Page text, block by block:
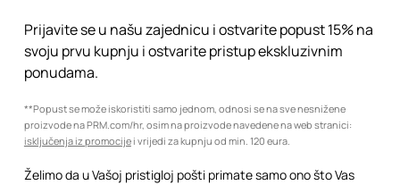
Prijavite se u našu zajednicu i ostvarite popust 15% na
svoju prvu kupnju i ostvarite pristup ekskluzivnim
ponudama.
**Popust se može iskoristiti samo jednom, odnosi se na sve nesnižene
proizvode na PRM.com/hr, osim na proizvode navedene na web stranici:
isključenja iz promocijei vrijedi za kupnju od min. 120 eura.
Želimo da u Vašoj pristigloj pošti primate samo ono što Vas